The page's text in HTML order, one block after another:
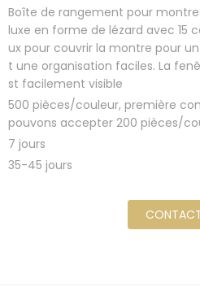
Boîte de rangement pour
luxe en forme de lézard avec 15
ux pour couvrir la montre pour
t une organisation faciles. La
st facilement visible
500 pièces/couleur, première
pouvons accepter 200 pièces/
7 jours
35-45 jours